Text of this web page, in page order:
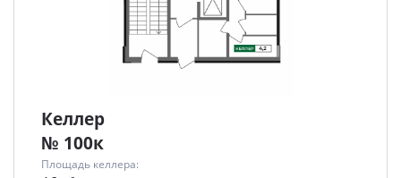
Келлер
№ 100к
Площадь келлера: